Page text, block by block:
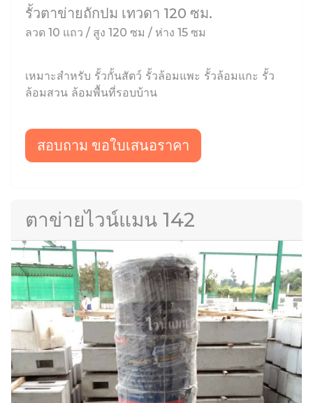
รั้วตาข่ายถักปม เทวดา 120 ซม.
ลวด 10 แถว / สูง 120 ซม / ห่าง 15 ซม
เหมาะสำหรับ รั้วกั้นสัตว์ รั้วล้อมแพะ รั้วล้อมแกะ รั้ว
ล้อมสวน ล้อมพื้นที่รอบบ้าน
สอบถาม ขอใบเสนอราคา
ตาข่ายไวน์แมน 142